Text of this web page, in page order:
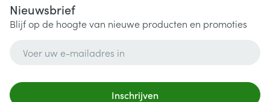
Nieuwsbrief
Blijf op de hoogte van nieuwe producten en promoties
Inschrijven